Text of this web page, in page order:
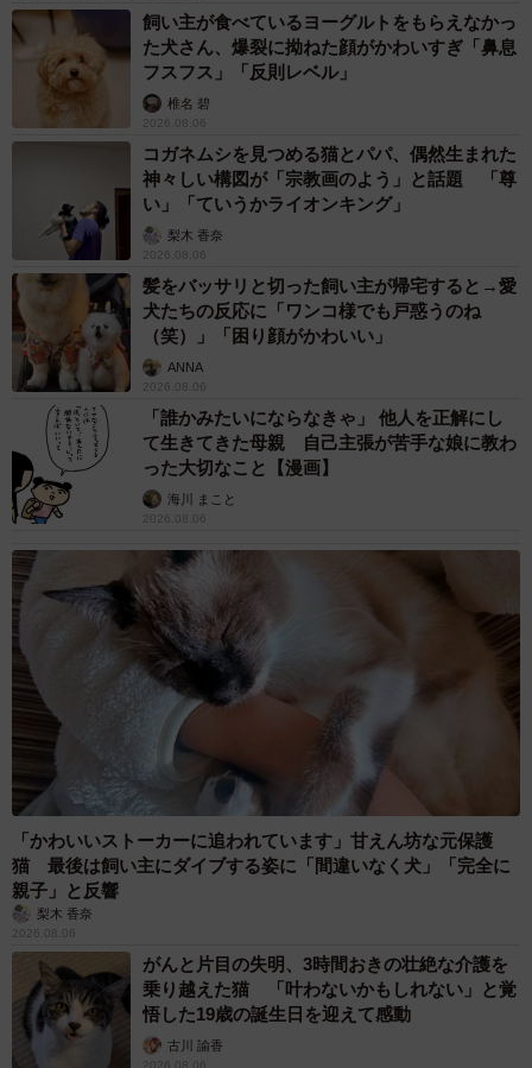
飼い主が食べているヨーグルトをもらえなかっ
た犬さん、爆裂に拗ねた顔がかわいすぎ「鼻息
フスフス」「反則レベル」
椎名 碧
2026.08.06
コガネムシを見つめる猫とパパ、偶然生まれた
神々しい構図が「宗教画のよう」と話題 「尊
い」「ていうかライオンキング」
梨木 香奈
2026.08.06
髪をバッサリと切った飼い主が帰宅すると→愛
犬たちの反応に「ワンコ様でも戸惑うのね
（笑）」「困り顔がかわいい」
ANNA
2026.08.06
「誰かみたいにならなきゃ」 他人を正解にし
て生きてきた母親 自己主張が苦手な娘に教わ
った大切なこと【漫画】
海川 まこと
2026.08.06
「かわいいストーカーに追われています」甘えん坊な元保護
猫 最後は飼い主にダイブする姿に「間違いなく犬」「完全に
親子」と反響
梨木 香奈
2026.08.06
がんと片目の失明、3時間おきの壮絶な介護を
乗り越えた猫 「叶わないかもしれない」と覚
悟した19歳の誕生日を迎えて感動
古川 諭香
2026.08.06